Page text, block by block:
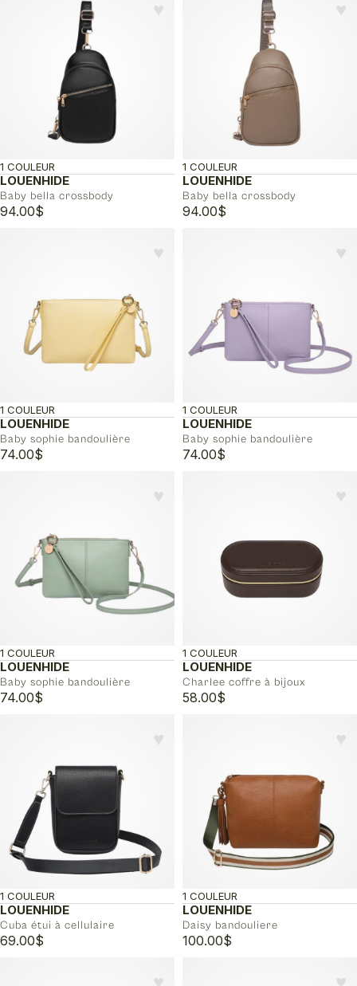
♥︎
LOUENHIDE
Baby bella crossbody
1 COULEUR
94.00$
♥︎
LOUENHIDE
Baby bella crossbody
1 COULEUR
94.00$
♥︎
LOUENHIDE
Baby sophie bandoulière
1 COULEUR
74.00$
♥︎
LOUENHIDE
Baby sophie bandoulière
1 COULEUR
74.00$
♥︎
LOUENHIDE
Baby sophie bandoulière
1 COULEUR
74.00$
♥︎
LOUENHIDE
Charlee coffre à bijoux
1 COULEUR
58.00$
♥︎
LOUENHIDE
Cuba étui à cellulaire
1 COULEUR
69.00$
♥︎
LOUENHIDE
Daisy bandouliere
1 COULEUR
100.00$